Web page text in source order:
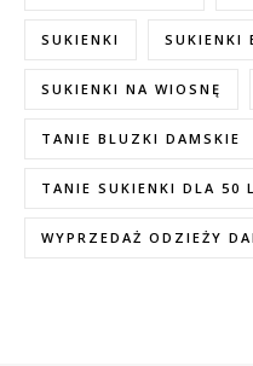
SUKIENKI SUKIENKI
SUKIENKI NA WIOSNĘ
TANIE BLUZKI DAMSKIE
TANIE SUKIENKI DLA 50
WYPRZEDAŻ ODZIEŻY